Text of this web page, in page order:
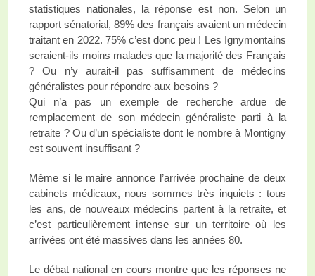
statistiques nationales, la réponse est non. Selon un
rapport sénatorial, 89% des français avaient un médecin
traitant en 2022. 75% c’est donc peu ! Les Ignymontains
seraient-ils moins malades que la majorité des Français
? Ou n’y aurait-il pas suffisamment de médecins
généralistes pour répondre aux besoins ?
Qui n’a pas un exemple de recherche ardue de
remplacement de son médecin généraliste parti à la
retraite ? Ou d’un spécialiste dont le nombre à Montigny
est souvent insuffisant ?
Même si le maire annonce l’arrivée prochaine de deux
cabinets médicaux, nous sommes très inquiets : tous
les ans, de nouveaux médecins partent à la retraite, et
c’est particulièrement intense sur un territoire où les
arrivées ont été massives dans les années 80.
Le débat national en cours montre que les réponses ne